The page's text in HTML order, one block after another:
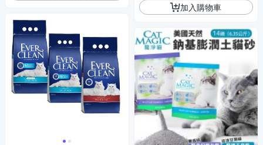
加入購物車